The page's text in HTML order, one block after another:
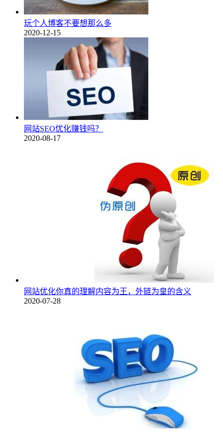
玩个人博客不要想那么多
2020-12-15
网站SEO优化赚钱吗？
2020-08-17
网站优化你真的理解内容为王，外链为皇的含义
2020-07-28